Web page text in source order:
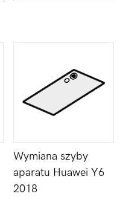
Wymiana szyby
aparatu Huawei Y6
2018